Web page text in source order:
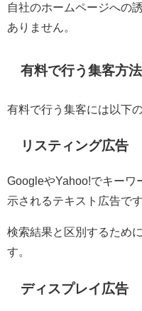
自社のホームページへの
ありません。
有料で行う集客方法
有料で行う集客には以下
リスティング広告
GoogleやYahoo!でキーワ
示されるテキスト広告です
検索結果と区別するため
す。
ディスプレイ広告